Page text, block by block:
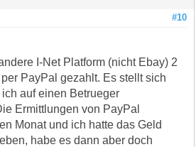
#10
I-Net Platform (nicht Ebay) 2
PayPal gezahlt. Es stellt sich
auf einen Betrueger
Ermittlungen von PayPal
Monat und ich hatte das Geld
habe es dann aber doch